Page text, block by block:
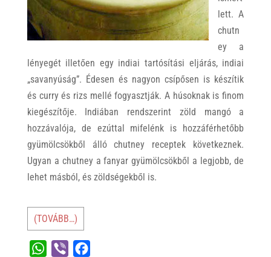
lett. A
chutn
ey a
lényegét illetően egy indiai tartósítási eljárás, indiai
„savanyúság”. Édesen és nagyon csípősen is készítik
és curry és rizs mellé fogyasztják. A húsoknak is finom
kiegészítője. Indiában rendszerint zöld mangó a
hozzávalója, de ezúttal mifelénk is hozzáférhetőbb
gyümölcsökből álló chutney receptek következnek.
Ugyan a chutney a fanyar gyümölcsökből a legjobb, de
lehet másból, és zöldségekből is.
(TOVÁBB…)